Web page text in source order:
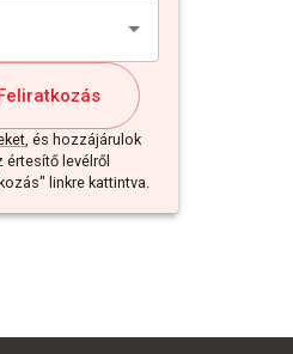
, és hozzájárulok
levélről
linkre kattintva.